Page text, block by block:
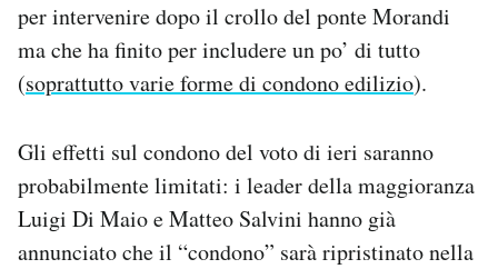
per intervenire dopo il crollo del ponte Morandi
ma che ha finito per includere un po’ di tutto
(soprattutto varie forme di condono edilizio).
Gli effetti sul condono del voto di ieri saranno
probabilmente limitati: i leader della maggioranza
Luigi Di Maio e Matteo Salvini hanno già
annunciato che il “condono” sarà ripristinato nella